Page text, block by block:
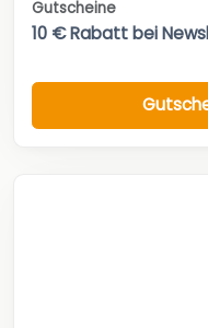
Gutscheine
10 € Rabatt bei